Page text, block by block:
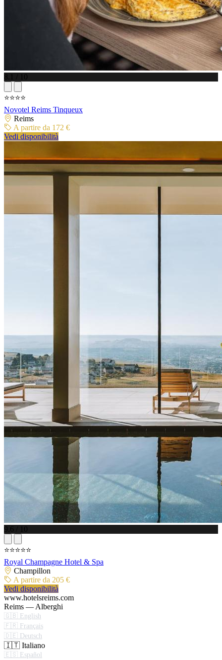
8.1 / 10
⭐⭐⭐⭐
Novotel Reims Tinqueux
Reims
A partire da 172 €
Vedi disponibilità
9.6 / 10
⭐⭐⭐⭐⭐
Royal Champagne Hotel & Spa
Champillon
A partire da 205 €
Vedi disponibilità
www.hotelsreims.com
Reims — Alberghi
🇬🇧 English
🇫🇷 Français
🇩🇪 Deutsch
🇮🇹 Italiano
🇪🇸 Español